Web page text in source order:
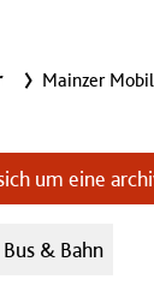
Mainzer
um eine
Bus & Bahn